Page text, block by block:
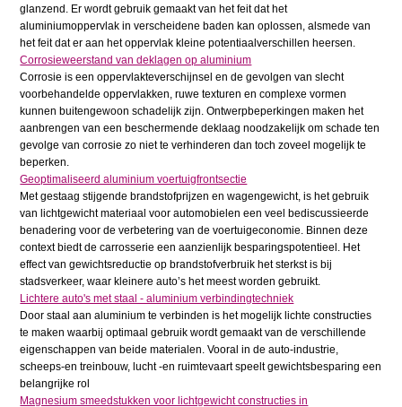
glanzend. Er wordt gebruik gemaakt van het feit dat het
aluminiumoppervlak in verscheidene baden kan oplossen, alsmede van
het feit dat er aan het oppervlak kleine potentiaalverschillen heersen.
Corrosieweerstand van deklagen op aluminium
Corrosie is een oppervlakteverschijnsel en de gevolgen van slecht
voorbehandelde oppervlakken, ruwe texturen en complexe vormen
kunnen buitengewoon schadelijk zijn. Ontwerpbeperkingen maken het
aanbrengen van een beschermende deklaag noodzakelijk om schade ten
gevolge van corrosie zo niet te verhinderen dan toch zoveel mogelijk te
beperken.
Geoptimaliseerd aluminium voertuigfrontsectie
Met gestaag stijgende brandstofprijzen en wagengewicht, is het gebruik
van lichtgewicht materiaal voor automobielen een veel bediscussieerde
benadering voor de verbetering van de voertuigeconomie. Binnen deze
context biedt de carrosserie een aanzienlijk besparingspotentieel. Het
effect van gewichtsreductie op brandstofverbruik het sterkst is bij
stadsverkeer, waar kleinere auto’s het meest worden gebruikt.
Lichtere auto's met staal - aluminium verbindingtechniek
Door staal aan aluminium te verbinden is het mogelijk lichte constructies
te maken waarbij optimaal gebruik wordt gemaakt van de verschillende
eigenschappen van beide materialen. Vooral in de auto-industrie,
scheeps-en treinbouw, lucht -en ruimtevaart speelt gewichtsbesparing een
belangrijke rol
Magnesium smeedstukken voor lichtgewicht constructies in